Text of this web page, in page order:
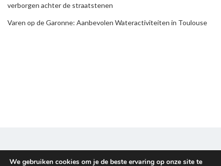
verborgen achter de straatstenen
Varen op de Garonne: Aanbevolen Wateractiviteiten in Toulouse
Disclaimer & Privacy policy
We gebruiken cookies om je de beste ervaring op onze site te